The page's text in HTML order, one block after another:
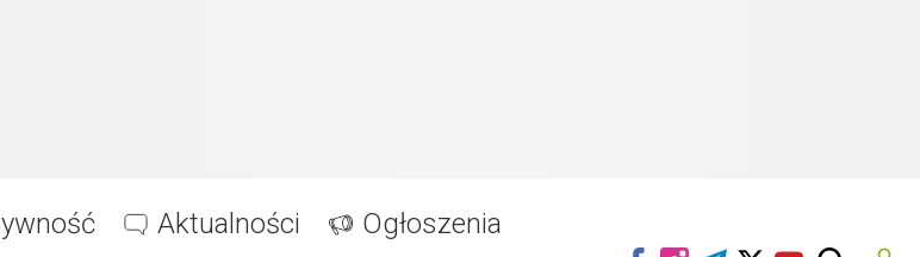
Aktualności Ogłoszenia